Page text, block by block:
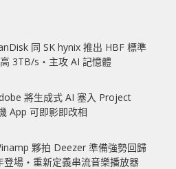
同 SK hynix 推出 HBF 標準
3TB/s‧主攻 AI 記憶體
將生成式 AI 塞入 Project
App 可即影即改相
夥拍 Deezer 準備強勢回歸
登場‧重新定義串流音樂播放器